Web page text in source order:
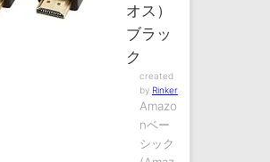
オス）
ブラッ
ク
created
by Rinker
Amazo
nベー
シック